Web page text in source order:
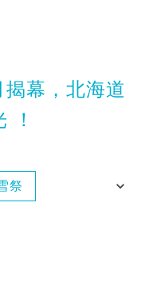
揭幕，北海道
！
祭